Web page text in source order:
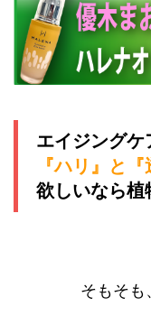
エイジングケ
『ハリ』と
欲しいなら植
そもそも